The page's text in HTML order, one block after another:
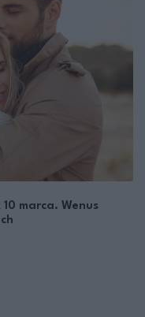
marca. Wenus